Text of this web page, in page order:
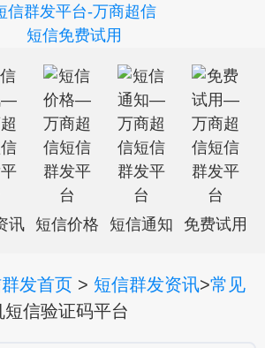
讯 短信价格 短信通知 免费试用
发首页 > 短信群发资讯>常见
信验证码平台